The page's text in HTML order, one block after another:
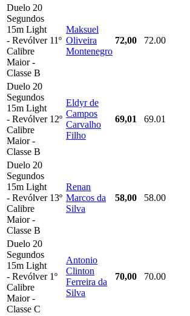
Duelo 20
Segundos
15m Light
- Revólver
Calibre
Maior -
Classe B
11º
Maksuel
Oliveira
Montenegro
72,00 72.00
Duelo 20
Segundos
15m Light
- Revólver
Calibre
Maior -
Classe B
12º
Eldyr de
Campos
Carvalho
Filho
69,01 69.01
Duelo 20
Segundos
15m Light
- Revólver
Calibre
Maior -
Classe B
13º
Renan
Marcos da
Silva
58,00 58.00
Duelo 20
Segundos
15m Light
- Revólver
Calibre
Maior -
Classe C
1º
Antonio
Clinton
Ferreira da
Silva
70,00 70.00